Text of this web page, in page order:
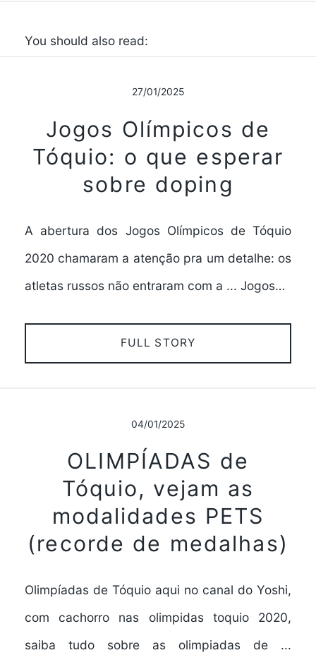
You should also read:
27/01/2025
Jogos Olímpicos de
Tóquio: o que esperar
sobre doping
A abertura dos Jogos Olímpicos de Tóquio
2020 chamaram a atenção pra um detalhe: os
atletas russos não entraram com a ... Jogos…
FULL STORY
04/01/2025
OLIMPÍADAS de
Tóquio, vejam as
modalidades PETS
(recorde de medalhas)
Olimpíadas de Tóquio aqui no canal do Yoshi,
com cachorro nas olimpidas toquio 2020,
saiba tudo sobre as olimpiadas de ...